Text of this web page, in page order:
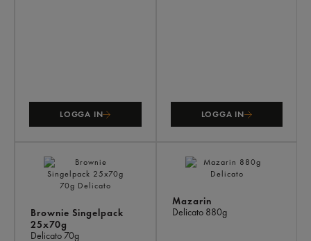
LOGGA IN LOGGA IN
Brownie Singelpack
25x70g
Delicato 70g
Mazarin
Delicato 880g